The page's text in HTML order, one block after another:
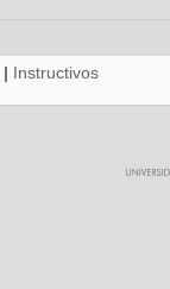
| Instructivos